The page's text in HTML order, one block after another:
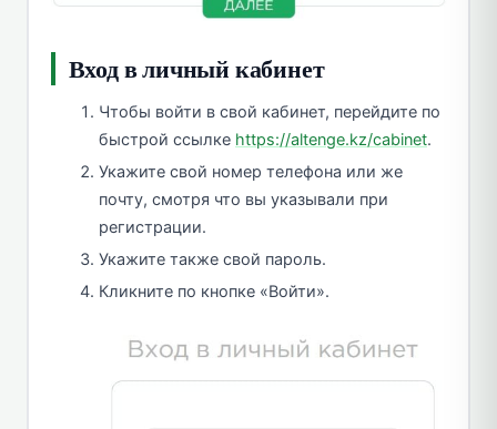
Вход в личный кабинет
Чтобы войти в свой кабинет, перейдите по
быстрой ссылке https://altenge.kz/cabinet.
Укажите свой номер телефона или же
почту, смотря что вы указывали при
регистрации.
Укажите также свой пароль.
Кликните по кнопке «Войти».